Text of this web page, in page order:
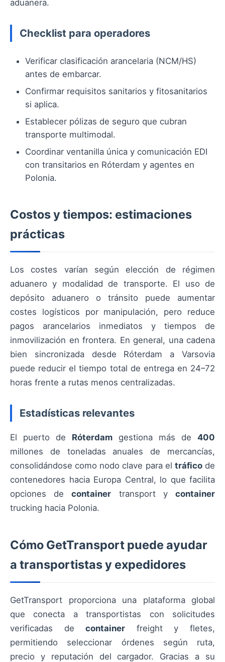
aduanera.
Checklist para operadores
Verificar clasificación arancelaria (NCM/HS)
antes de embarcar.
Confirmar requisitos sanitarios y fitosanitarios
si aplica.
Establecer pólizas de seguro que cubran
transporte multimodal.
Coordinar ventanilla única y comunicación EDI
con transitarios en Róterdam y agentes en
Polonia.
Costos y tiempos: estimaciones
prácticas
Los costes varían según elección de régimen
aduanero y modalidad de transporte. El uso de
depósito aduanero o tránsito puede aumentar
costes logísticos por manipulación, pero reduce
pagos arancelarios inmediatos y tiempos de
inmovilización en frontera. En general, una cadena
bien sincronizada desde Róterdam a Varsovia
puede reducir el tiempo total de entrega en 24–72
horas frente a rutas menos centralizadas.
Estadísticas relevantes
El puerto de Róterdam gestiona más de 400
millones de toneladas anuales de mercancías,
consolidándose como nodo clave para el tráficode
contenedores hacia Europa Central, lo que facilita
opciones decontainer transport ycontainer
trucking hacia Polonia.
Cómo GetTransport puede ayudar
a transportistas y expedidores
GetTransport proporciona una plataforma global
que conecta a transportistas con solicitudes
verificadas decontainer freight y fletes,
permitiendo seleccionar órdenes según ruta,
precio y reputación del cargador. Gracias a su